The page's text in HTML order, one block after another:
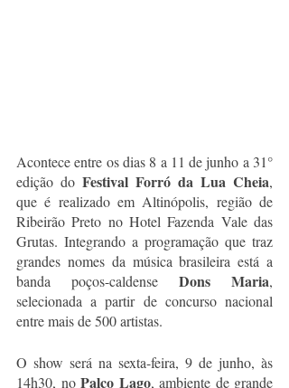
Acontece entre os dias 8 a 11 de junho a 31°
edição do Festival Forró da Lua Cheia,
que é realizado em Altinópolis, região de
Ribeirão Preto no Hotel Fazenda Vale das
Grutas. Integrando a programação que traz
grandes nomes da música brasileira está a
banda poços-caldense Dons Maria,
selecionada a partir de concurso nacional
entre mais de 500 artistas.
O show será na sexta-feira, 9 de junho, às
14h30, no Palco Lago, ambiente de grande